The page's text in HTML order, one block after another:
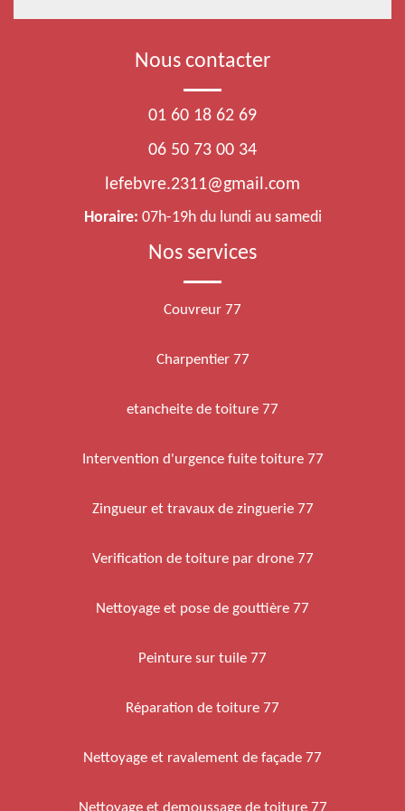
Nous contacter
01 60 18 62 69
06 50 73 00 34
lefebvre.2311@gmail.com
Horaire: 07h-19h du lundi au samedi
Nos services
Couvreur 77
Charpentier 77
etancheite de toiture 77
Intervention d'urgence fuite toiture 77
Zingueur et travaux de zinguerie 77
Verification de toiture par drone 77
Nettoyage et pose de gouttière 77
Peinture sur tuile 77
Réparation de toiture 77
Nettoyage et ravalement de façade 77
Nettoyage et demoussage de toiture 77